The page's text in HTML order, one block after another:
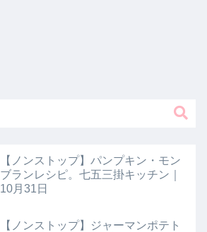
【ノンストップ】パンプキン・モン
ブランレシピ。七五三掛キッチン｜
10月31日
【ノンストップ】ジャーマンポテト